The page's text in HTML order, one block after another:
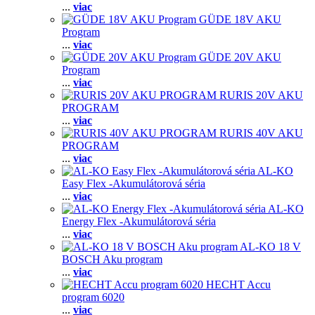
... viac
GÜDE 18V AKU
Program
... viac
GÜDE 20V AKU
Program
... viac
RURIS 20V AKU
PROGRAM
... viac
RURIS 40V AKU
PROGRAM
... viac
AL-KO
Easy Flex -Akumulátorová séria
... viac
AL-KO
Energy Flex -Akumulátorová séria
... viac
AL-KO 18 V
BOSCH Aku program
... viac
HECHT Accu
program 6020
... viac